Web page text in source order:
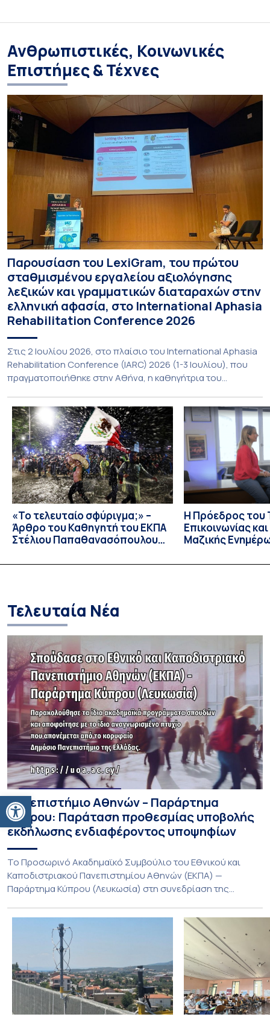
Ανοίξτε τη γραμμή εργαλείων
Ανθρωπιστικές, Κοινωνικές
Επιστήμες & Τέχνες
Παρουσίαση του LexiGram, του πρώτου
σταθμισμένου εργαλείου αξιολόγησης
λεξικών και γραμματικών διαταραχών στην
ελληνική αφασία, στο International Aphasia
Rehabilitation Conference 2026
Στις 2 Ιουλίου 2026, στο πλαίσιο του International Aphasia
Rehabilitation Conference (IARC) 2026 (1-3 Ιουλίου), που
πραγματοποιήθηκε στην Αθήνα, η καθηγήτρια του
Πανεπιστημίου Αθηνών, Σπυριδούλα Βαρλοκώστα,
παρουσίασε το LexiGram, ένα καινοτόμο, σταθμισμένο
εργαλείο αξιολόγησης των λεξικών και γραμματικών
διαταραχών σε ελληνόφωνους ασθενείς με αφασία. Η
αφασία είναι επίκτητη γλωσσική […]
«Το τελευταίο σφύριγμα;» –
Άρθρο του Καθηγητή του ΕΚΠΑ
Στέλιου Παπαθανασόπουλου
Η Πρόεδρος του
Επικοινωνίας
Μαζικής
Καθηγήτρια
Τελευταία Νέα
Πανεπιστήμιο Αθηνών – Παράρτημα
Κύπρου: Παράταση προθεσμίας υποβολής
εκδήλωσης ενδιαφέροντος υποψηφίων
Το Προσωρινό Ακαδημαϊκό Συμβούλιο του Εθνικού και
Καποδιστριακού Πανεπιστημίου Αθηνών (ΕΚΠΑ) —
Παράρτημα Κύπρου (Λευκωσία) στη συνεδρίαση της
παράταση της προθεσμίας υποβολής εκδήλωσης
ενδιαφέροντος για την φοίτηση σε Προγράμματα Σπουδών,
Τμημάτων του Πανεπιστημίου μας στο Παράρτημα Κύπρου
για το ακαδημαϊκό έτος 2026-2027, έως τη Δευτέρα 31
Αυγούστου 2026. […]